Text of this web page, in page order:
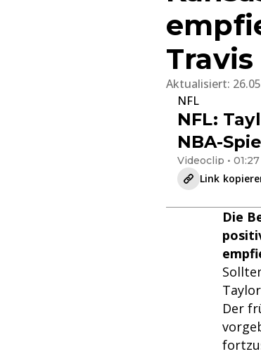
Aktualisiert:
NFL
NFL:
NBA-
Videoclip •
Link
Die
Der